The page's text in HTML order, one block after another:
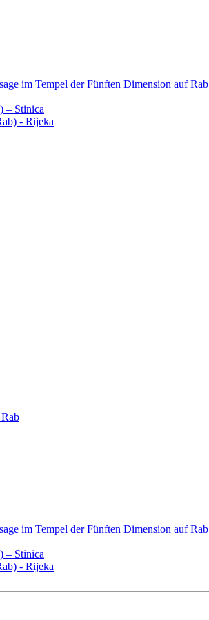
im Tempel der Fünften Dimension auf Rab
– Stinica
- Rijeka
im Tempel der Fünften Dimension auf Rab
– Stinica
- Rijeka